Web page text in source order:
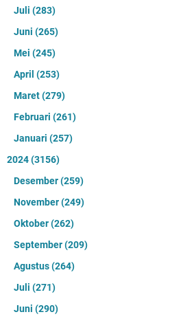
Juli (283)
Juni (265)
Mei (245)
April (253)
Maret(279)
Februari (261)
Januari (257)
2024(3156)
Desember(259)
November(249)
Oktober(262)
September(209)
Agustus(264)
Juli (271)
Juni (290)